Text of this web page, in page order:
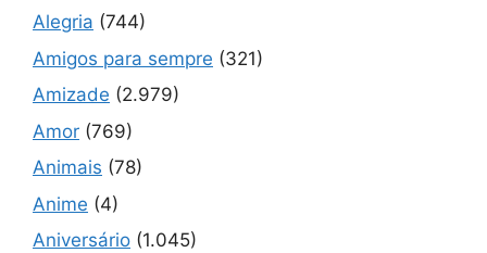
Alegria (744)
Amigos para sempre (321)
Amizade (2.979)
Amor (769)
Animais (78)
Anime (4)
Aniversário (1.045)